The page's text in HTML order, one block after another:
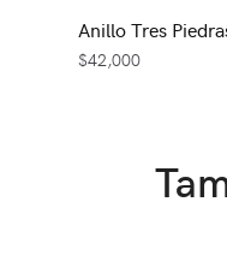
Anillo Tres
$42,000